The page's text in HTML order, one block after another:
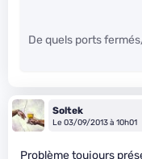
De quels ports
Soltek
Le 03/09/2013 à 10h01
Problème toujours